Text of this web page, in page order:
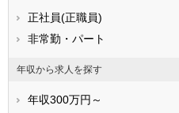
鹿児島県
正社員(正職員)
非常勤・パート
年収から求人を探す
年収300万円～